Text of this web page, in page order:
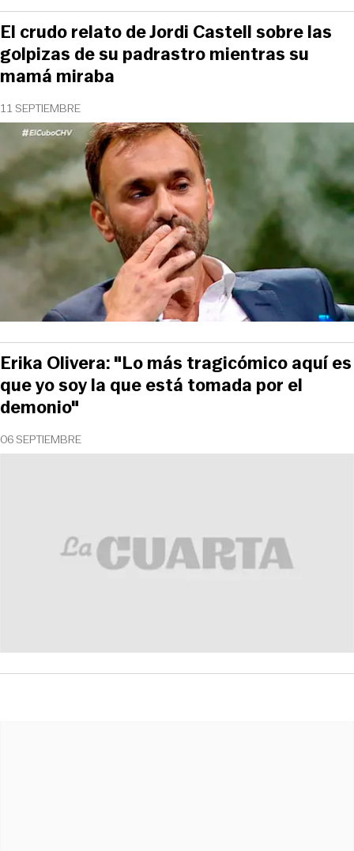
11 SEPTIEMBRE
El crudo relato de Jordi Castell sobre las
golpizas de su padrastro mientras su
mamá miraba
06 SEPTIEMBRE
Erika Olivera: "Lo más tragicómico aquí es
que yo soy la que está tomada por el
demonio"